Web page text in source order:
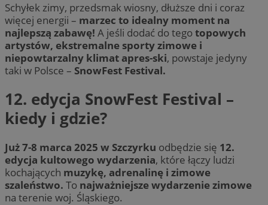
Schyłek zimy, przedsmak wiosny, dłuższe dni i coraz
więcej energii – marzec to idealny moment na
najlepszą zabawę! A jeśli dodać do tegotopowych
artystów, ekstremalne sporty zimowe i
niepowtarzalny klimat apres-ski, powstaje jedyny
taki w Polsce – SnowFest Festival.
12. edycja SnowFest Festival –
kiedy i gdzie?
Już 7-8 marca 2025 w Szczyrku odbędzie się 12.
edycja kultowego wydarzenia, które łączy ludzi
kochających muzykę, adrenalinę i zimowe
szaleństwo. To najważniejsze wydarzenie zimowe
na terenie woj. Śląskiego.